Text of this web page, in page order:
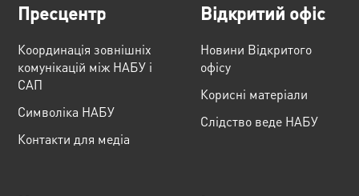
Пресцентр
Координація зовнішніх
комунікацій між НАБУ і
САП
Cимволіка НАБУ
Контакти для медіа
Відкритий офіс
Новини Відкритого
офісу
Корисні матеріали
Слідство веде НАБУ